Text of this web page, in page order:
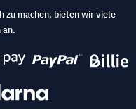
zu machen, bieten wir viele
an.